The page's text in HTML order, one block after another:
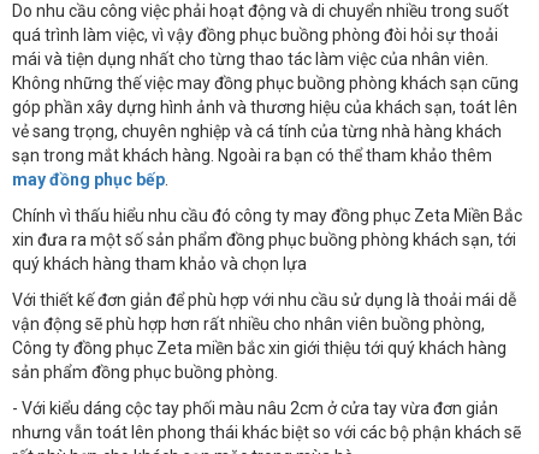
Do nhu cầu công việc phải hoạt động và di chuyển nhiều trong suốt
quá trình làm việc, vì vậy đồng phục buồng phòng đòi hỏi sự thoải
mái và tiện dụng nhất cho từng thao tác làm việc của nhân viên.
Không những thế việc may đồng phục buồng phòng khách sạn cũng
góp phần xây dựng hình ảnh và thương hiệu của khách sạn, toát lên
vẻ sang trọng, chuyên nghiệp và cá tính của từng nhà hàng khách
sạn trong mắt khách hàng. Ngoài ra bạn có thể tham khảo thêm
may đồng phục bếp.
Chính vì thấu hiểu nhu cầu đó công ty may đồng phục Zeta Miền Bắc
xin đưa ra một số sản phẩm đồng phục buồng phòng khách sạn, tới
quý khách hàng tham khảo và chọn lựa
Với thiết kế đơn giản để phù hợp với nhu cầu sử dụng là thoải mái dễ
vận động sẽ phù hợp hơn rất nhiều cho nhân viên buồng phòng,
Công ty đồng phục Zeta miền bắc xin giới thiệu tới quý khách hàng
sản phẩm đồng phục buồng phòng.
- Với kiểu dáng cộc tay phối màu nâu 2cm ở cửa tay vừa đơn giản
nhưng vẫn toát lên phong thái khác biệt so với các bộ phận khách sẽ